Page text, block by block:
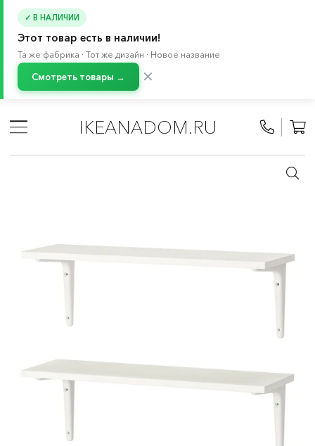
✓ В НАЛИЧИИ
Этот товар есть в наличии!
Та же фабрика · Тот же дизайн · Новое название
Смотреть товары → ✕
IKEANADOM.RU
Крючки и полки на стену
/ Настенные полки
Навесные полки